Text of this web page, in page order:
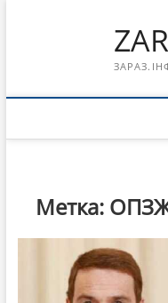
Метка: